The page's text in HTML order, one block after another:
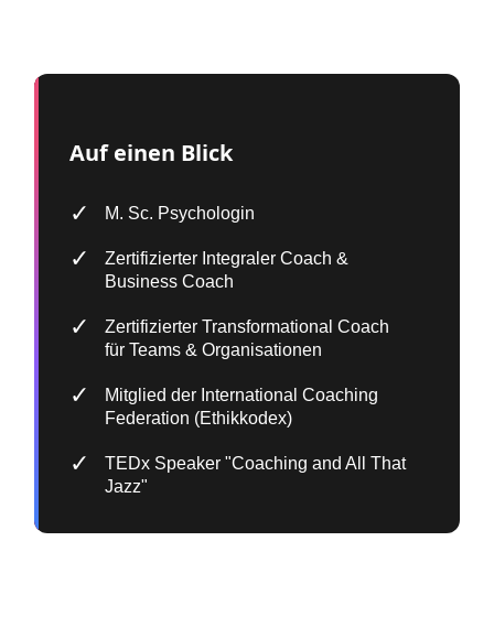
Auf einen Blick
✓ M. Sc. Psychologin
✓
Zertifizierter Integraler Coach &
Business Coach
✓
Zertifizierter Transformational Coach
für Teams & Organisationen
✓
Mitglied der International Coaching
Federation (Ethikkodex)
✓
TEDx Speaker "Coaching and All That
Jazz"